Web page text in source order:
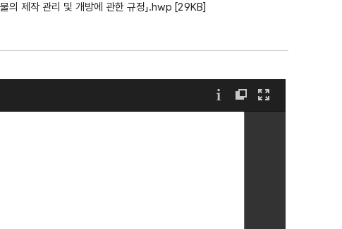
의 제작 관리 및 개방에 관한 규정」.hwp [29KB]